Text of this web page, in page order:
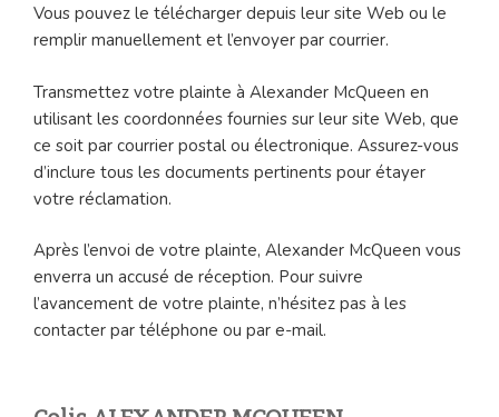
Vous pouvez le télécharger depuis leur site Web ou le
remplir manuellement et l’envoyer par courrier.
Transmettez votre plainte à Alexander McQueen en
utilisant les coordonnées fournies sur leur site Web, que
ce soit par courrier postal ou électronique. Assurez-vous
d’inclure tous les documents pertinents pour étayer
votre réclamation.
Après l’envoi de votre plainte, Alexander McQueen vous
enverra un accusé de réception. Pour suivre
l’avancement de votre plainte, n’hésitez pas à les
contacter par téléphone ou par e-mail.